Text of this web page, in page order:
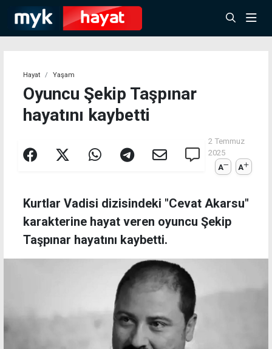
Hayat Yaşam
Oyuncu Şekip Taşpınar
hayatını kaybetti
2 Temmuz
2025
A
A
Kurtlar Vadisi dizisindeki "Cevat Akarsu"
karakterine hayat veren oyuncu Şekip
Taşpınar hayatını kaybetti.